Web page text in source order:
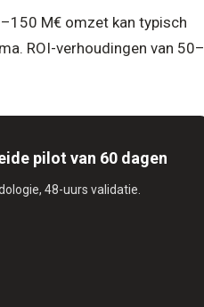
M€ omzet kan typisch
ROI-verhoudingen van 50–
pilot van 60 dagen
48-uurs validatie.